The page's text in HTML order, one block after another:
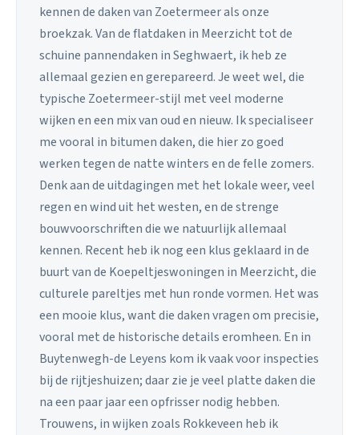
kennen de daken van Zoetermeer als onze
broekzak. Van de flatdaken in Meerzicht tot de
schuine pannendaken in Seghwaert, ik heb ze
allemaal gezien en gerepareerd. Je weet wel, die
typische Zoetermeer-stijl met veel moderne
wijken en een mix van oud en nieuw. Ik specialiseer
me vooral in bitumen daken, die hier zo goed
werken tegen de natte winters en de felle zomers.
Denk aan de uitdagingen met het lokale weer, veel
regen en wind uit het westen, en de strenge
bouwvoorschriften die we natuurlijk allemaal
kennen. Recent heb ik nog een klus geklaard in de
buurt van de Koepeltjeswoningen in Meerzicht, die
culturele pareltjes met hun ronde vormen. Het was
een mooie klus, want die daken vragen om precisie,
vooral met de historische details eromheen. En in
Buytenwegh-de Leyens kom ik vaak voor inspecties
bij de rijtjeshuizen; daar zie je veel platte daken die
na een paar jaar een opfrisser nodig hebben.
Trouwens, in wijken zoals Rokkeveen heb ik